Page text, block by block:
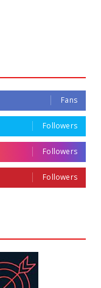
Fans
Followers
Followers
Followers